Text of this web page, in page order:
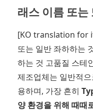
래스 이름 또는
[KO translation for
또는 일반 좌하하는
하는 것 고품질 스테
제조업체는 일반적
용하며, 가장 흔히
양 환경을 위해 때때